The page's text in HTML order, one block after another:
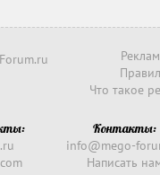
Что такое
Контакты:
info@mego-
Написать